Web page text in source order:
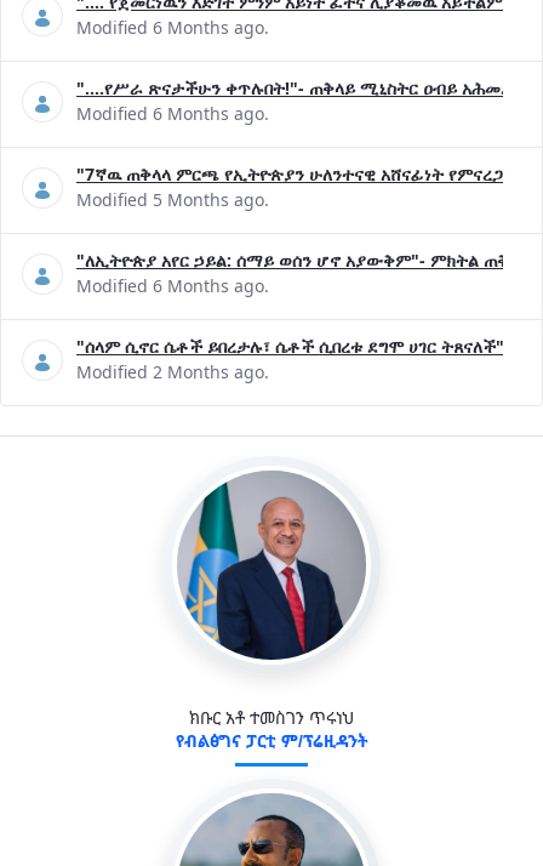
Modified 6 Months ago.
"....የሥራ ጽናታችሁን ቀጥሉበት!"- ጠቅላይ ሚኒስትር ዐብይ አሕመድ (ዶ/
Modified 6 Months ago.
"7ኛዉ ጠቅላላ ምርጫ የኢትዮጵያን ሁለንተናዊ አሸናፊነት
Modified 5 Months ago.
"ለኢትዮጵያ አየር ኃይል: ሰማይ ወሰን ሆኖ አያውቅም"- ምክትል ጠቅላይ
Modified 6 Months ago.
"ሰላም ሲኖር ሴቶች ይበረታሉ፣ ሴቶች ሲበረቱ ደግሞ ሀገር ትጸናለች"-
Modified 2 Months ago.
ክቡር አቶ ተመስገን ጥሩነህ
የብልፅግና ፓርቲ ም/ፕሬዚዳንት